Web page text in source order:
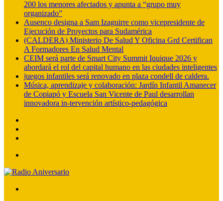
200 los menores afectados y apunta a “grupo muy
organizado”
Ausenco designa a Sam Izaguirre como vicepresidente de
Ejecución de Proyectos para Sudamérica
(CALDERA) Ministerio De Salud Y Oficina Grd Certifican
A Formadores En Salud Mental
CEIM será parte de Smart City Summit Iquique 2026 y
abordará el rol del capital humano en las ciudades inteligentes
juegos infantiles será renovado en plaza condell de caldera.
Música, aprendizaje y colaboración: Jardín Infantil Amanecer
de Copiapó y Escuela San Vicente de Paul desarrollan
innovadora in-tervención artístico-pedagógica